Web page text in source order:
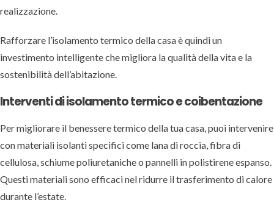
realizzazione.
Rafforzare l’isolamento termico della casa è quindi un
investimento intelligente che migliora la qualità della vita e la
sostenibilità dell’abitazione.
Interventi di isolamento termico e coibentazione
Per migliorare il benessere termico della tua casa, puoi intervenire
con materiali isolanti specifici come lana di roccia, fibra di
cellulosa, schiume poliuretaniche o pannelli in polistirene espanso.
Questi materiali sono efficaci nel ridurre il trasferimento di calore
durante l’estate.